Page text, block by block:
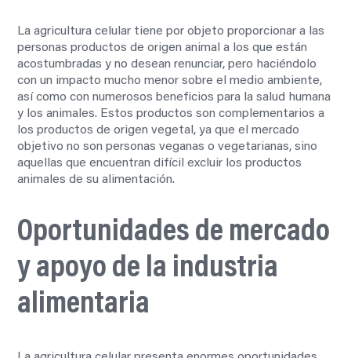
La agricultura celular tiene por objeto proporcionar a las
personas productos de origen animal a los que están
acostumbradas y no desean renunciar, pero haciéndolo
con un impacto mucho menor sobre el medio ambiente,
así como con numerosos beneficios para la salud humana
y los animales. Estos productos son complementarios a
los productos de origen vegetal, ya que el mercado
objetivo no son personas veganas o vegetarianas, sino
aquellas que encuentran difícil excluir los productos
animales de su alimentación.
Oportunidades de mercado
y apoyo de la industria
alimentaria